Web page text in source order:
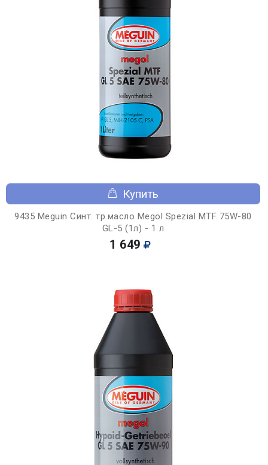
Купить
9435 Meguin Синт. тр.масло Megol Spezial MTF 75W-80
GL-5 (1л) - 1 л
1 649